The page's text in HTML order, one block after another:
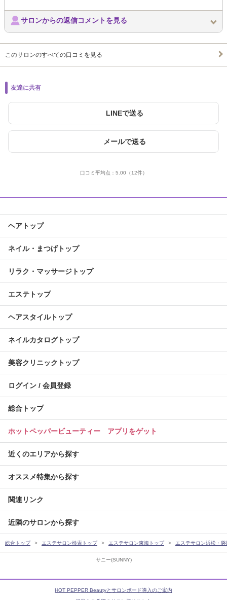
サニー(SUNNY)
サロンからの返信コメントを見る
このサロンのすべての口コミを見る
友達に共有
LINEで送る
メールで送る
口コミ平均点： 5.00 （12件）
ヘアトップ
ネイル・まつげトップ
リラク・マッサージトップ
エステトップ
ヘアスタイルトップ
ネイルカタログトップ
美容クリニックトップ
ログイン / 会員登録
総合トップ
ホットペッパービューティー アプリをゲット
近くのエリアから探す
オススメ特集から探す
関連リンク
近隣のサロンから探す
総合トップ エステサロン検索トップ エステサロン東海トップ エステサロン浜松・
HOT PEPPER Beautyとサロンボード導入のご案内